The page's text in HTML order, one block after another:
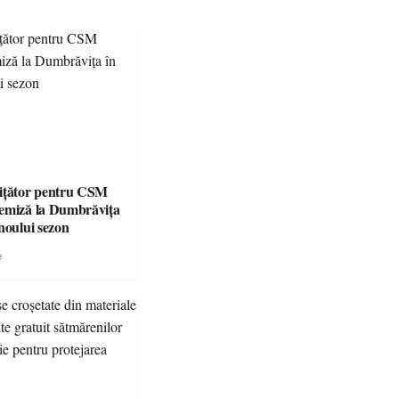
pentru CSM
la Dumbrăvița
sezon